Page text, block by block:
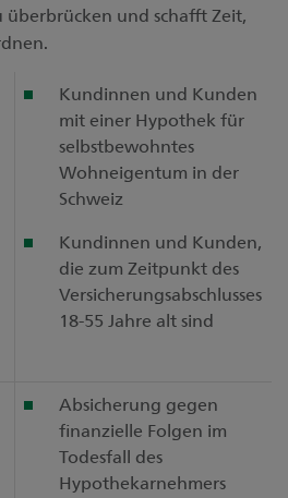
überbrücken und schafft Zeit,
Kundinnen und Kunden
mit einer Hypothek für
selbstbewohntes
Wohneigentum in der
Schweiz
Kundinnen und Kunden,
die zum Zeitpunkt des
Versicherungsabschlusses
18-55 Jahre alt sind
Absicherung gegen
finanzielle Folgen im
Todesfall des
Hypothekarnehmers